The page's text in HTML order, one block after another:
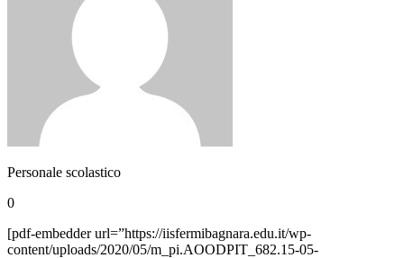
Personale scolastico
0
[pdf-embedder url=”https://iisfermibagnara.edu.it/wp-
content/uploads/2020/05/m_pi.AOODPIT_682.15-05-